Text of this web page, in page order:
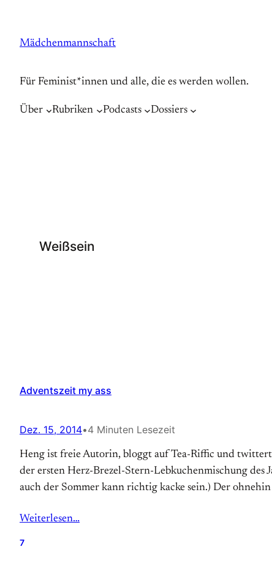
springen
Mädchenmannschaft
Für Feminist*innen und alle, die es werden wollen.
Über Rubriken Podcasts Dossiers
Weißsein
Adventszeit my ass
Dez. 15, 2014•4 Minuten Lesezeit
Heng ist freie Autorin, bloggt auf Tea-Riffic und
der ersten Herz-Brezel-Stern-Lebkuchenmischung des
auch der Sommer kann richtig kacke sein.) Der
Weiterlesen…
7